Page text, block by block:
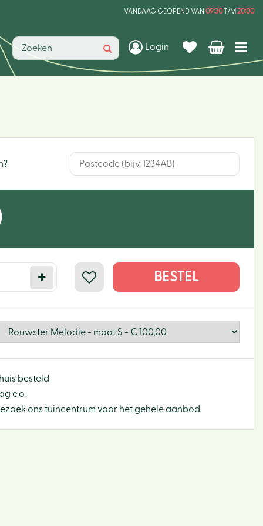
VANDAAG GEOPEND VAN 09:30T/M 20:00
Login
besteld
e.o.
ons tuincentrum voor het gehele aanbod